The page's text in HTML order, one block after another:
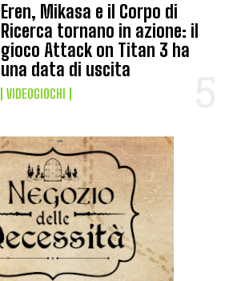
Eren, Mikasa e il Corpo di
Ricerca tornano in azione: il
gioco Attack on Titan 3 ha
una data di uscita
VIDEOGIOCHI